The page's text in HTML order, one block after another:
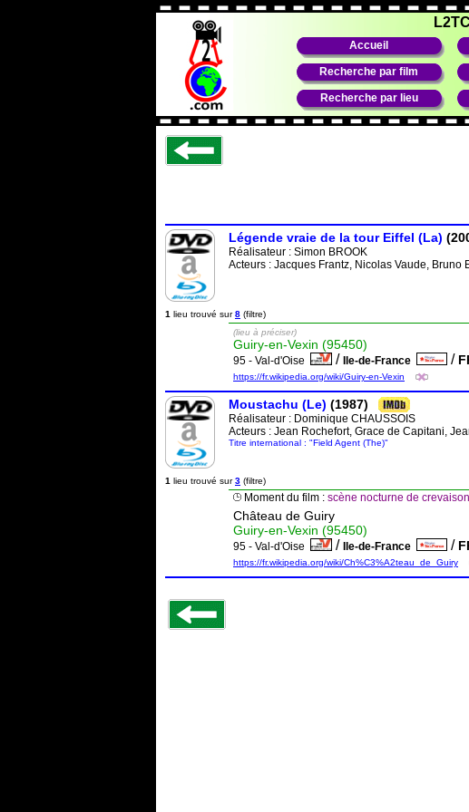
Accueil
Recherche par film
Recherche par lieu
Légende vraie de la tour Eiffel (La)
Réalisateur : Simon BROOK
Acteurs : Jacques Frantz, Nicolas Vaude, Bruno
1 lieu trouvé sur8 (filtre)
(lieu à préciser)
Guiry-en-Vexin (95450)
95 - Val-d'Oise / Ile-de-France /
https://fr.wikipedia.org/wiki/Guiry-en-Vexin
Moustachu (Le) (1987)
Réalisateur : Dominique CHAUSSOIS
Acteurs : Jean Rochefort, Grace de Capitani,
Titre international : "Field Agent (The)"
1 lieu trouvé sur3 (filtre)
Moment du film : scène nocturne de
Château de Guiry
Guiry-en-Vexin (95450)
95 - Val-d'Oise / Ile-de-France /
https://fr.wikipedia.org/wiki/Ch%C3%A2teau_de_Guiry